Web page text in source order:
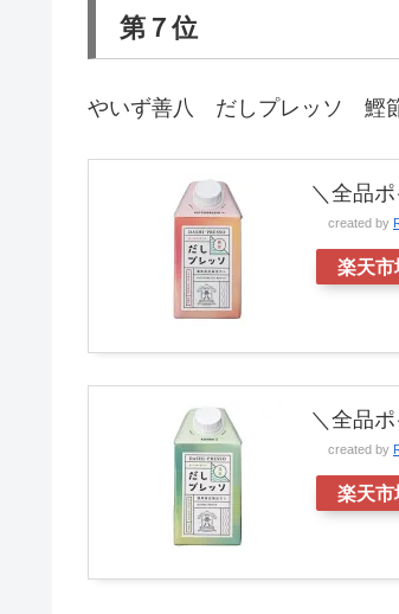
第７位
やいず善八 だしプレッソ 鰹
＼全品
created by
楽天市
＼全品
created by
楽天市